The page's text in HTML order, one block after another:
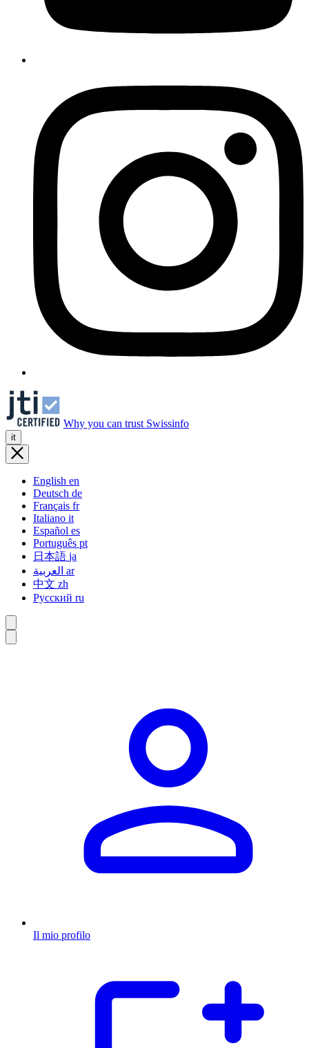
Why you can trust Swissinfo
it
English en
Deutsch de
Français fr
Italiano it
Español es
Português pt
日本語 ja
ar
中文 zh
Русский ru
Il mio profilo